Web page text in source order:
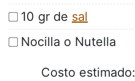
10 gr de sal
Nocilla o Nutella
Costo estimado: